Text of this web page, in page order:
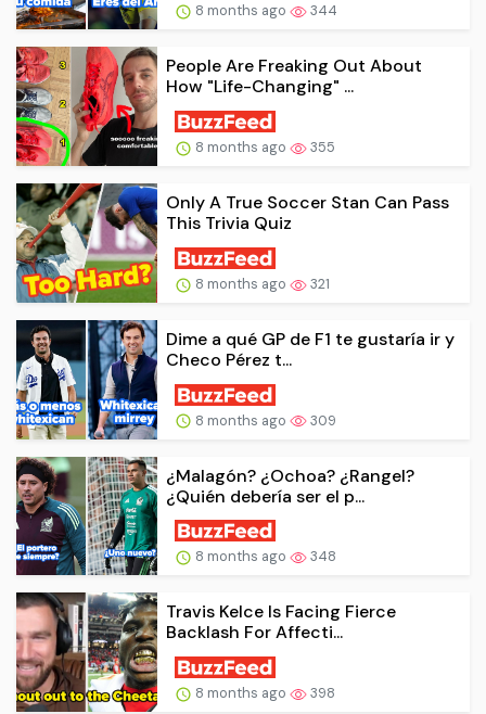
8 months ago 344
People Are Freaking Out About
How "Life-Changing" ...
8 months ago 355
Only A True Soccer Stan Can Pass
This Trivia Quiz
8 months ago 321
Dime a qué GP de F1 te gustaría ir y
Checo Pérez t...
8 months ago 309
¿Malagón? ¿Ochoa? ¿Rangel?
¿Quién debería ser el p...
8 months ago 348
Travis Kelce Is Facing Fierce
Backlash For Affecti...
8 months ago 398